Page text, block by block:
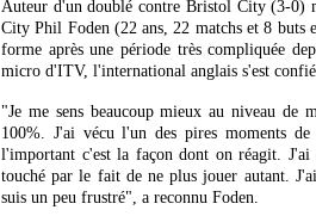
Auteur d'un doublé contre Bristol City (3-0)
City Phil Foden (22 ans, 22 matchs et 8 buts
forme après une période très compliquée
micro d'ITV, l'international anglais s'est
"Je me sens beaucoup mieux au niveau de
100%. J'ai vécu l'un des pires moments
l'important c'est la façon dont on réagit.
touché par le fait de ne plus jouer autant.
suis un peu frustré", a reconnu Foden.